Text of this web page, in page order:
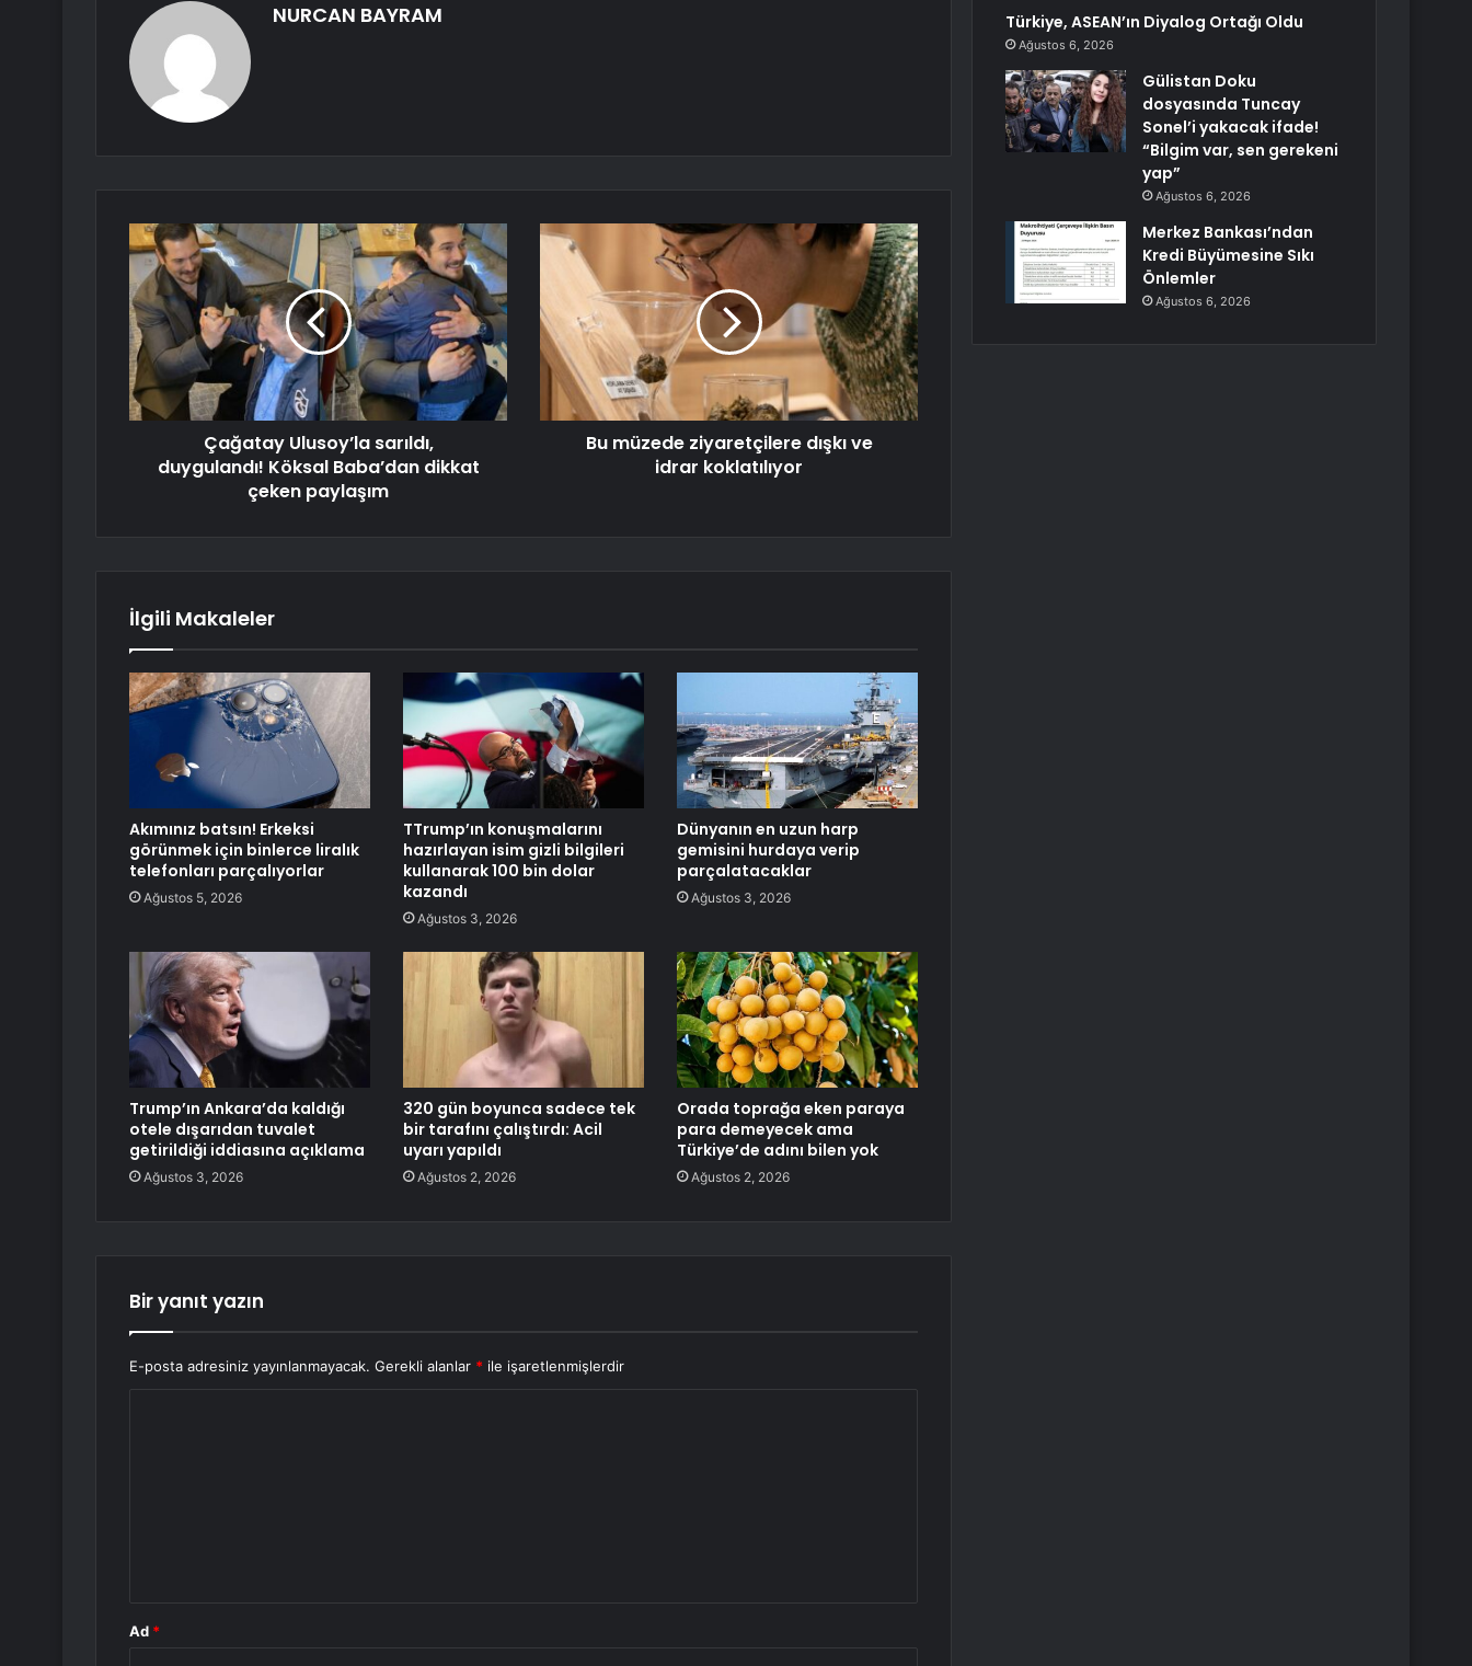
NURCAN BAYRAM
Çağatay Ulusoy’la sarıldı,
duygulandı! Köksal Baba’dan dikkat
çeken paylaşım
Bu müzede ziyaretçilere dışkı ve
idrar koklatılıyor
İlgili Makaleler
Akımınız batsın! Erkeksi
görünmek için binlerce liralık
telefonları parçalıyorlar
Ağustos 5, 2026
TTrump’ın konuşmalarını
hazırlayan isim gizli bilgileri
kullanarak 100 bin dolar
kazandı
Ağustos 3, 2026
Dünyanın en uzun harp
gemisini hurdaya verip
parçalatacaklar
Ağustos 3, 2026
Trump’ın Ankara’da kaldığı
otele dışarıdan tuvalet
getirildiği iddiasına açıklama
Ağustos 3, 2026
320 gün boyunca sadece tek
bir tarafını çalıştırdı: Acil
uyarı yapıldı
Ağustos 2, 2026
Orada toprağa eken paraya
para demeyecek ama
Türkiye’de adını bilen yok
Ağustos 2, 2026
Bir yanıt yazın
E-posta adresiniz yayınlanmayacak. Gerekli alanlar * ile işaretlenmişlerdir
Ad *
Türkiye, ASEAN’ın Diyalog Ortağı Oldu
Ağustos 6, 2026
Gülistan Doku
dosyasında Tuncay
Sonel’i yakacak ifade!
“Bilgim var, sen gerekeni
yap”
Ağustos 6, 2026
Merkez Bankası’ndan
Kredi Büyümesine Sıkı
Önlemler
Ağustos 6, 2026